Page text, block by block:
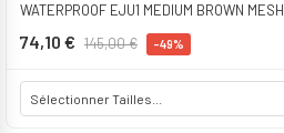
WATERPROOF EJU1 MEDIUM BROWN MESH
74,10 € 145,00 € -49%